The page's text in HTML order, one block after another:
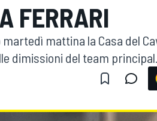
WECFERRARI
mattina la Casa del
dimissioni del team principal.